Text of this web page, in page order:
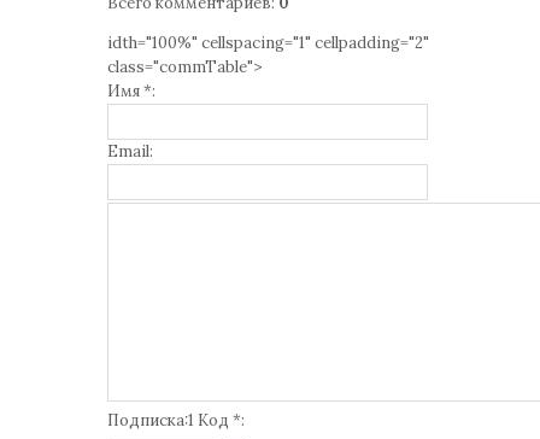
idth="100%" cellspacing="1" cellpadding="2"
class="commTable">
Имя *:
Email:
Подписка:1 Код *: